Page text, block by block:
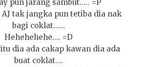
pun jarang sambut..... =P
AJ tak jangka pun tetiba dia nak
bagi coklat......
Hehehehehe.... =D
dia ada cakap kawan dia ada
buat coklat....